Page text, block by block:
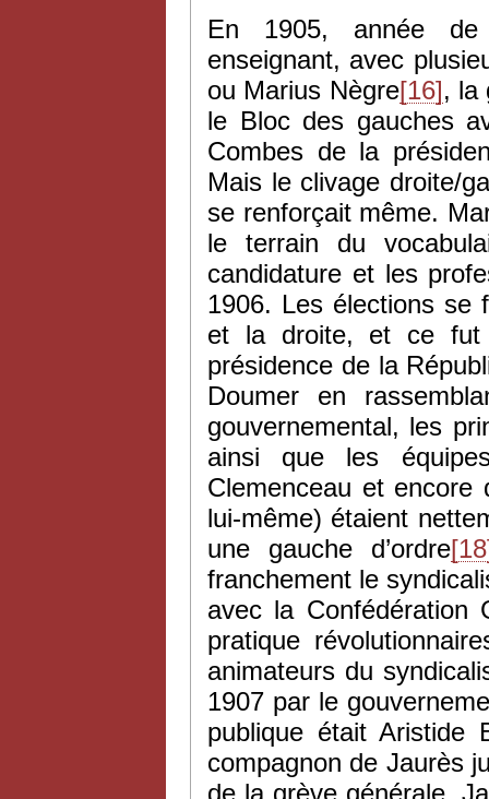
En 1905, année de
enseignant, avec
ou Marius Nègre[16], la
le Bloc des gauches
Combes de la
Mais le clivage droite/
se renforçait même.
le terrain du
candidature et les
1906. Les élections se
et la droite, et ce fut
présidence de la
Doumer en
gouvernemental, les
ainsi que les
Clemenceau et encore
lui-même) étaient
une gauche d’ordre
franchement le
avec la Confédération
pratique
animateurs du
1907 par le
publique était Aristide
compagnon de Jaurès
de la grève générale.